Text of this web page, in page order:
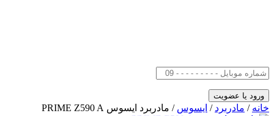
خانه / مادربرد / ایسوس / مادربرد ایسوس PRIME Z590 A